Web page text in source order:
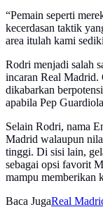
“Pemain seperti
kecerdasan taktik
area itulah kami
Rodri menjadi salah
incaran Real Madrid.
dikabarkan
apabila Pep
Selain Rodri, nama
Madrid walaupun
tinggi. Di sisi lain,
sebagai opsi favorit
mampu memberikan
Baca JugaReal